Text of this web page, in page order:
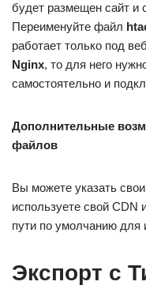
будет размещен сайт и
Переименуйте файл
работает только под
Nginx, то для него
самостоятельно и
Дополнительные
файлов
Вы можете указать
используете свой CDN
пути по умолчанию для
Экспорт с